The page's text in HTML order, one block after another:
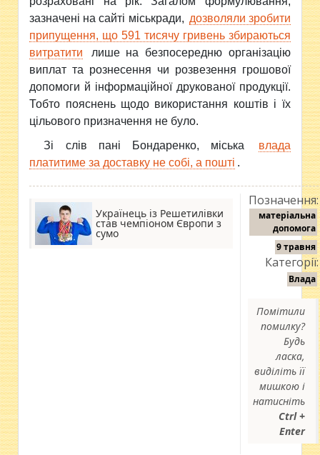
зазначені на сайті міськради, дозволяли зробити
припущення, що 591 тисячу гривень збираються
витратити
лише на безпосередню організацію
виплат та рознесення чи розвезення грошової
допомоги й інформаційної друкованої продукції.
Тобто пояснень щодо використання коштів і їх
цільового призначення не було.
Зі слів пані Бондаренко, міська
влада
платитиме за доставку не собі, а пошті .
Українець із Решетилівки
став чемпіоном Європи з
сумо
Позначення:
матеріальна
допомога
9 травня
Категорії:
Влада
Помітили
помилку?
Будь
ласка,
виділіть її
мишкою і
натисніть
Ctrl +
Enter